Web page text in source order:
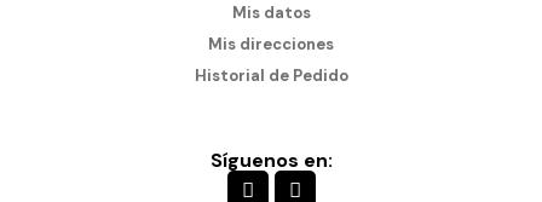
Mis datos
Mis direcciones
Historial de Pedido
Síguenos en: